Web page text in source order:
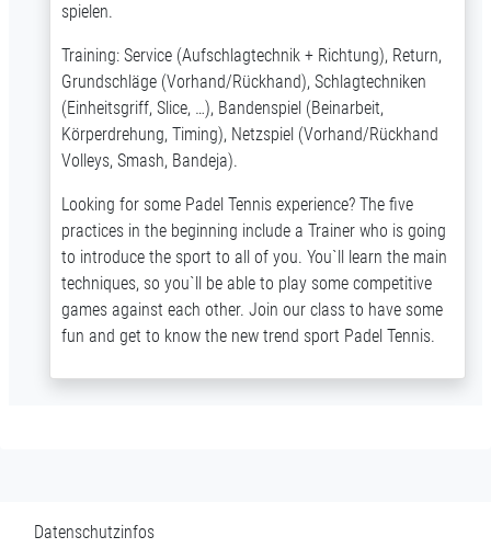
spielen.
Training: Service (Aufschlagtechnik + Richtung), Return,
Grundschläge (Vorhand/Rückhand), Schlagtechniken
(Einheitsgriff, Slice, …), Bandenspiel (Beinarbeit,
Körperdrehung, Timing), Netzspiel (Vorhand/Rückhand
Volleys, Smash, Bandeja).
Looking for some Padel Tennis experience? The five
practices in the beginning include a Trainer who is going
to introduce the sport to all of you. You`ll learn the main
techniques, so you`ll be able to play some competitive
games against each other. Join our class to have some
fun and get to know the new trend sport Padel Tennis.
Datenschutzinfos